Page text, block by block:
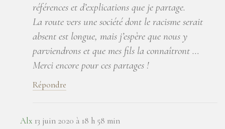
références et d’explications que je partage.
La route vers une société dont le racisme serait
absent est longue, mais j’espère que nous y
parviendrons et que mes fils la connaîtront …
Merci encore pour ces partages !
Répondre
Alx 13 juin 2020 à 18 h 58 min